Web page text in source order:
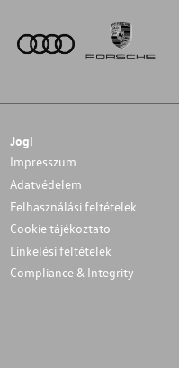
Jogi
Impresszum
Adatvédelem
Felhasználási feltételek
Cookie tájékoztato
Linkelési feltételek
Compliance & Integrity